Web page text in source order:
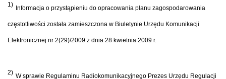
1) Informacja o przystąpieniu do opracowania planu zagospodarowania
częstotliwości została zamieszczona w Biuletynie Urzędu Komunikacji
Elektronicznej nr 2(29)/2009 z dnia 28 kwietnia 2009 r.
2) W sprawie Regulaminu Radiokomunikacyjnego Prezes Urzędu Regulacji